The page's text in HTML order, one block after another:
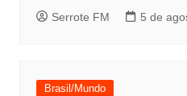
Serrote FM 5 de
Brasil/Mundo